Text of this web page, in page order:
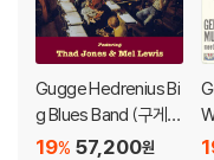
Gugge Hedrenius Bi
g Blues Band (구게
헤드레니우스 빅 블루
57,200원
19%